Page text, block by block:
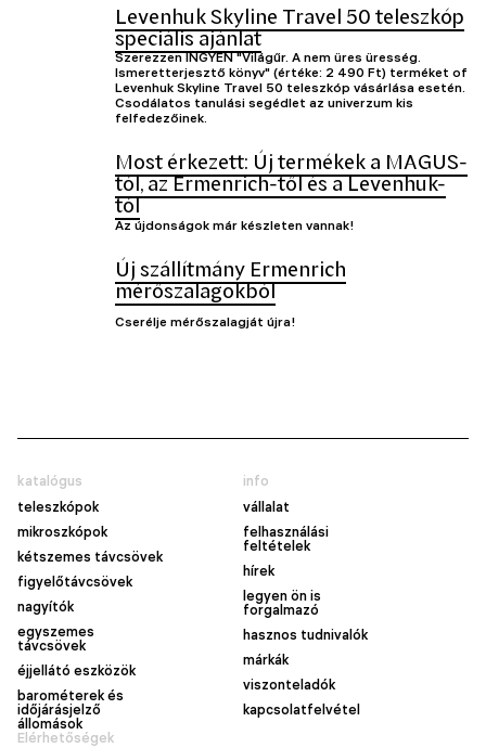
Levenhuk Skyline Travel 50 teleszkóp
speciális ajánlat
Szerezzen INGYEN "Világűr. A nem üres üresség.
Ismeretterjesztő könyv" (értéke: 2 490 Ft) terméket of
Levenhuk Skyline Travel 50 teleszkóp vásárlása esetén.
Csodálatos tanulási segédlet az univerzum kis
felfedezőinek.
Most érkezett: Új termékek a MAGUS-
tól, az Ermenrich-től és a Levenhuk-
tól
Az újdonságok már készleten vannak!
Új szállítmány Ermenrich
mérőszalagokból
Cserélje mérőszalagját újra!
katalógus
teleszkópok
mikroszkópok
kétszemes távcsövek
figyelőtávcsövek
nagyítók
egyszemes
távcsövek
éjjellátó eszközök
barométerek és
időjárásjelző
állomások
info
vállalat
felhasználási
feltételek
hírek
legyen ön is
forgalmazó
hasznos tudnivalók
márkák
viszonteladók
kapcsolatfelvétel
Elérhetőségek